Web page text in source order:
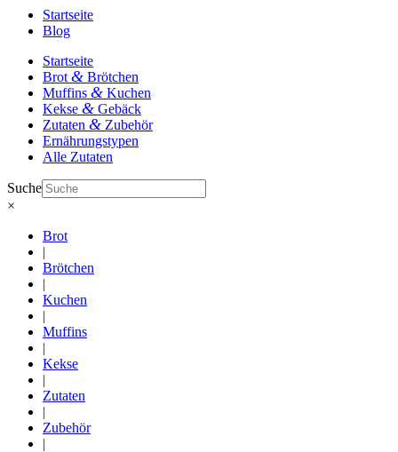
Startseite
Blog
Startseite
Brot & Brötchen
Muffins & Kuchen
Kekse & Gebäck
Zutaten & Zubehör
Ernährungstypen
Alle Zutaten
Suche
×
Brot
|
Brötchen
|
Kuchen
|
Muffins
|
Kekse
|
Zutaten
|
Zubehör
|